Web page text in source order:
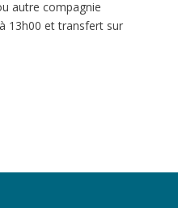
autre compagnie
13h00 et transfert sur